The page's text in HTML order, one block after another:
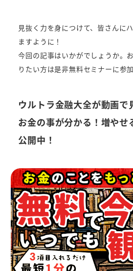
見抜く力を身につけて、皆さんに
ますように！
今回の記事はいかがでしょうか。
りたい方は是非無料セミナーに参
ウルトラ金融大全が動画で
お金の事が分かる！増やせ
公開中！